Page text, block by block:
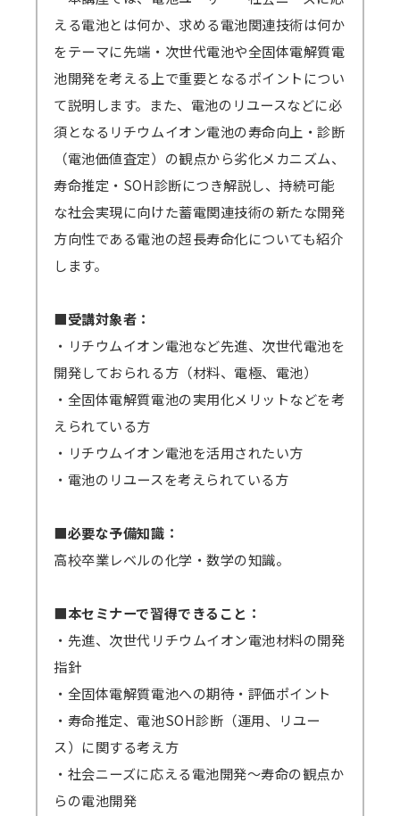
える電池とは何か、求める電池関連技術は何か
をテーマに先端・次世代電池や全固体電解質電
池開発を考える上で重要となるポイントについ
て説明します。また、電池のリユースなどに必
須となるリチウムイオン電池の寿命向上・診断
（電池価値査定）の観点から劣化メカニズム、
寿命推定・SOH診断につき解説し、持続可能
な社会実現に向けた蓄電関連技術の新たな開発
方向性である電池の超長寿命化についても紹介
します。
■受講対象者：
・リチウムイオン電池など先進、次世代電池を
開発しておられる方（材料、電極、電池）
・全固体電解質電池の実用化メリットなどを考
えられている方
・リチウムイオン電池を活用されたい方
・電池のリユースを考えられている方
■必要な予備知識：
高校卒業レベルの化学・数学の知識。
■本セミナーで習得できること：
・先進、次世代リチウムイオン電池材料の開発
指針
・全固体電解質電池への期待・評価ポイント
・寿命推定、電池SOH診断（運用、リユー
ス）に関する考え方
・社会ニーズに応える電池開発～寿命の観点か
らの電池開発